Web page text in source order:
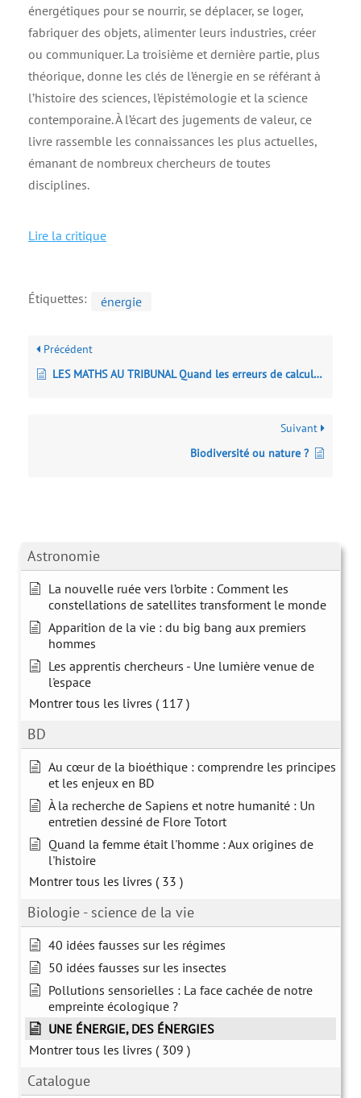
Astronomie
La nouvelle ruée vers l’orbite : Comment les
constellations de satellites transforment le monde
Apparition de la vie : du big bang aux premiers
hommes
Les apprentis chercheurs - Une lumière venue de
l'espace
Montrer tous les livres ( 117 )
BD
Au cœur de la bioéthique : comprendre les principes
et les enjeux en BD
À la recherche de Sapiens et notre humanité : Un
entretien dessiné de Flore Totort
Quand la femme était l'homme : Aux origines de
l'histoire
Montrer tous les livres ( 33 )
Biologie - science de la vie
40 idées fausses sur les régimes
50 idées fausses sur les insectes
Pollutions sensorielles : La face cachée de notre
empreinte écologique ?
UNE ÉNERGIE, DES ÉNERGIES
Montrer tous les livres ( 309 )
Catalogue
énergétiques pour se nourrir, se déplacer, se loger,
fabriquer des objets, alimenter leurs industries, créer
ou communiquer. La troisième et dernière partie, plus
théorique, donne les clés de l’énergie en se référant à
l’histoire des sciences, l’épistémologie et la science
contemporaine. À l’écart des jugements de valeur, ce
livre rassemble les connaissances les plus actuelles,
émanant de nombreux chercheurs de toutes
disciplines.
Lire la critique
Étiquettes: énergie
Précédent
LES MATHS AU TRIBUNAL Quand les erreurs de calcul font les erreurs judiciaires
Suivant
Biodiversité ou nature ?